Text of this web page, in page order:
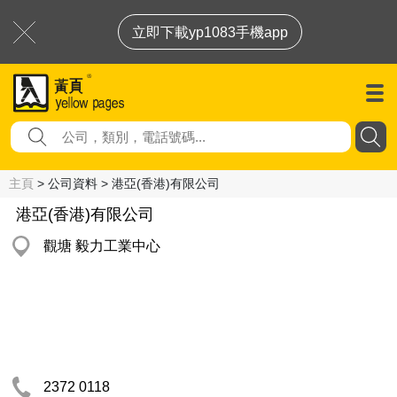
立即下載yp1083手機app
主頁 > 公司資料 > 港亞(香港)有限公司
港亞(香港)有限公司
觀塘 毅力工業中心
2372 0118